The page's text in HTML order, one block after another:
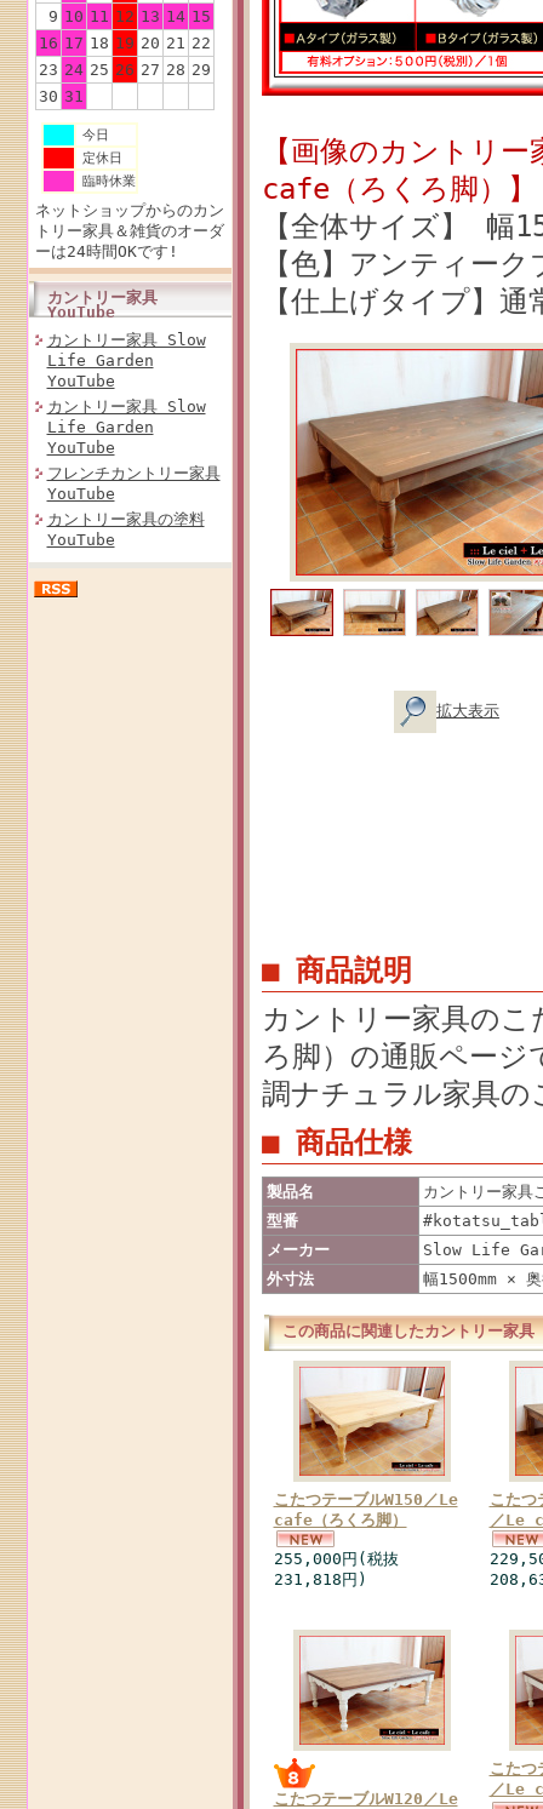
9 10 11 12 13 14 15
16 17 18 19 20 21 22
23 24 25 26 27 28 29
30 31
今日
定休日
臨時休業
ネットショップからのカン
トリー家具＆雑貨のオーダ
ーは24時間OKです!
カントリー家具
YouTube
カントリー家具 Slow
Life Garden
YouTube
カントリー家具 Slow
Life Garden
YouTube
フレンチカントリー家具
YouTube
カントリー家具の塗料
YouTube
【画像のカントリ
cafe（ろくろ脚）】
【全体サイズ】 幅
【色】アンティー
【仕上げタイプ】
拡大表示
■ 商品説明
カントリー家具の
ろ脚）の通販ペー
調ナチュラル家具
■ 商品仕様
製品名
カントリー家具
型番
メーカー
Slow Life
外寸法
幅1500mm ×
この商品に関連したカントリー家具
こたつテーブルW150／Le
cafe（ろくろ脚）
255,000円(税抜
231,818円)
こたつ
／Le
こたつテーブルW120／Le
こたつ
／Le